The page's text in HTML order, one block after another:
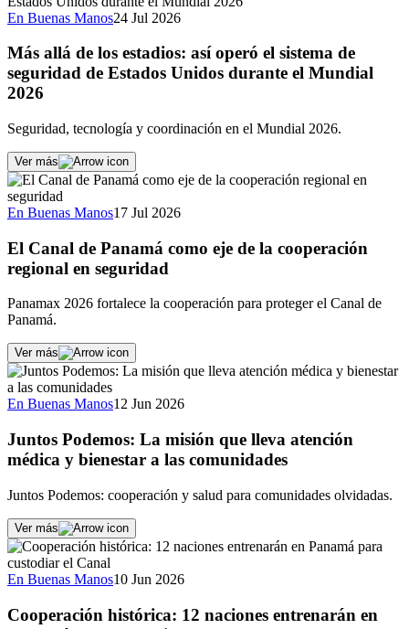
En Buenas Manos24 Jul 2026
Más allá de los estadios: así operó el sistema de
seguridad de Estados Unidos durante el Mundial
2026
Seguridad, tecnología y coordinación en el Mundial 2026.
Ver más
En Buenas Manos17 Jul 2026
El Canal de Panamá como eje de la cooperación
regional en seguridad
Panamax 2026 fortalece la cooperación para proteger el Canal de
Panamá.
Ver más
En Buenas Manos12 Jun 2026
Juntos Podemos: La misión que lleva atención
médica y bienestar a las comunidades
Juntos Podemos: cooperación y salud para comunidades olvidadas.
Ver más
En Buenas Manos10 Jun 2026
Cooperación histórica: 12 naciones entrenarán en